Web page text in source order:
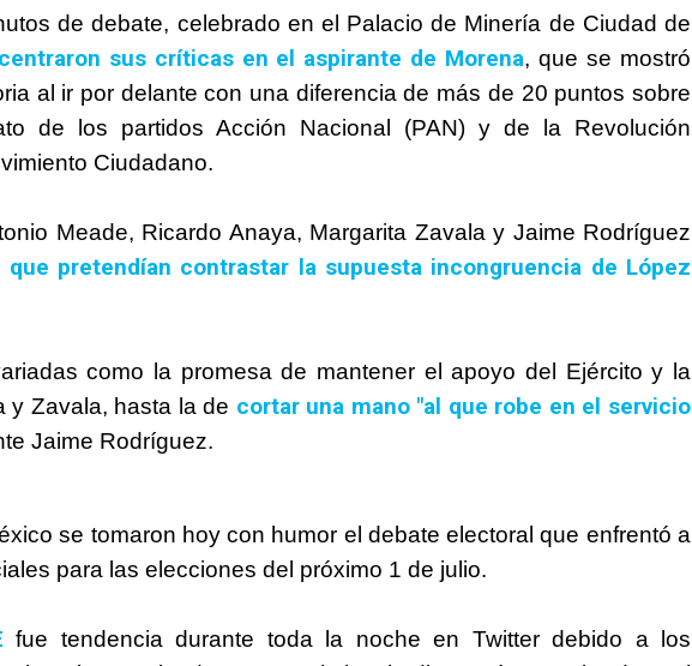
de debate, celebrado en el Palacio de Minería de Ciudad de
sus críticas en el aspirante de Morena, que se mostró
al ir por delante con una diferencia de más de 20 puntos sobre
de los partidos Acción Nacional (PAN) y de la Revolución
Ciudadano.
Meade, Ricardo Anaya, Margarita Zavala y Jaime Rodríguez
que pretendían contrastar la supuesta incongruencia de López
como la promesa de mantener el apoyo del Ejército y la
y Zavala, hasta la de cortar una mano "al que robe en el servicio
Jaime Rodríguez.
se tomaron hoy con humor el debate electoral que enfrentó a
para las elecciones del próximo 1 de julio.
fue tendencia durante toda la noche en Twitter debido a los